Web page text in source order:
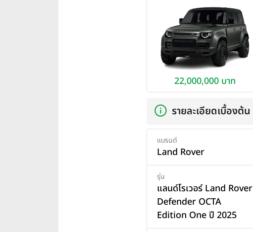
22,000,000 บาท
รายละเอียดเบื้องต้น
แบรนด์
Land Rover
รุ่น
แลนด์โรเวอร์ Land Rover
Defender OCTA
Edition One ปี 2025